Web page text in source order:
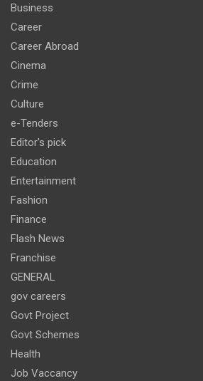
Business
Career
Career Abroad
Cinema
Crime
Culture
e-Tenders
Editor's pick
Education
Entertainment
Fashion
Finance
Flash News
Franchise
GENERAL
gov careers
Govt Project
Govt Schemes
Health
Job Vaccancy